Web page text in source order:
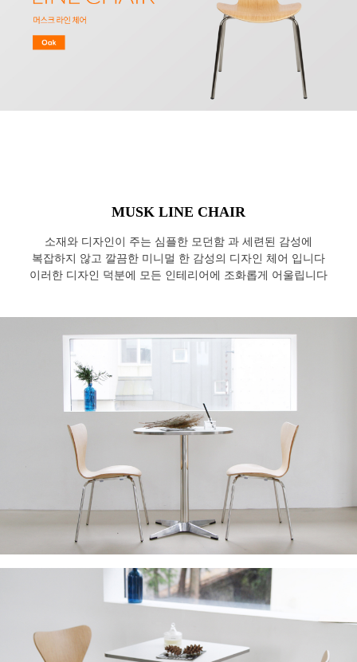
MUSK LINE CHAIR
소재와 디자인이 주는 심플한 모던함 과 세련된 감성에
복잡하지 않고 깔끔한 미니멀 한 감성의 디자인 체어 입니다
이러한 디자인 덕분에 모든 인테리어에 조화롭게 어울립니다